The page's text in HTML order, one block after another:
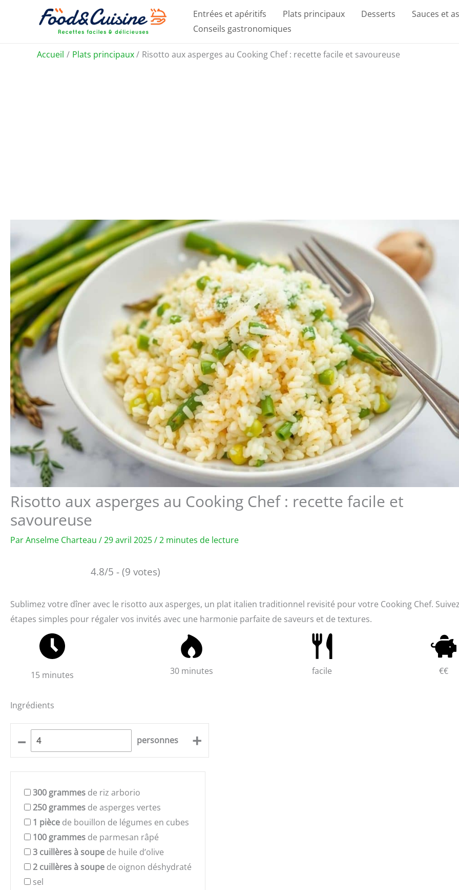
Entrées et apéritifs Plats principaux Desserts Sauces et
Conseils gastronomiques
Accueil Plats principaux Risotto aux asperges au Cooking Chef : recette facile et savoureuse
Risotto aux asperges au Cooking Chef : recette facile et
savoureuse
ParAnselme Charteau /29 avril 2025/2 minutes de lecture
4.8/5 - (9 votes)
Sublimez votre dîner avec le risotto aux asperges, un plat italien traditionnel revisité pour votre Cooking Chef.
étapes simples pour régaler vos invités avec une harmonie parfaite de saveurs et de textures.
15 minutes 30 minutes facile €€
Ingrédients
– personnes +
300 grammes de riz arborio
250 grammes de asperges vertes
1 pièce de bouillon de légumes en cubes
100 grammes de parmesan râpé
3 cuillères à soupe de huile d’olive
2 cuillères à soupe de oignon déshydraté
sel